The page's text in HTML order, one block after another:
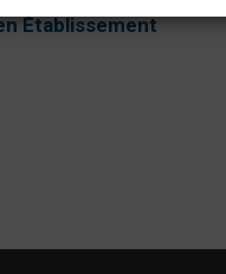
Établissement